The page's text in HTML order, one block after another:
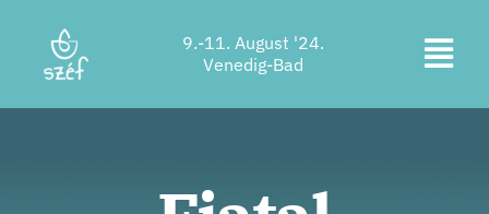
Inhalt
springen
Ticketkauf
9.-11. August '24.
Venedig-Bad